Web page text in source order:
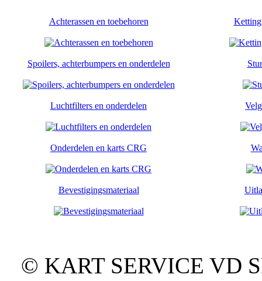
Achterassen en toebehoren
Spoilers, achterbumpers en onderdelen
Luchtfilters en onderdelen
Onderdelen en karts CRG
Bevestigingsmateriaal
© KART SERVICE VD